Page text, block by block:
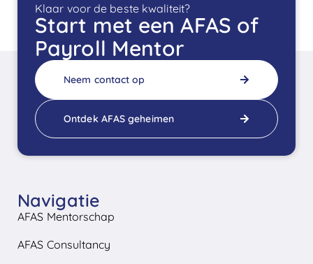
Klaar voor de beste kwaliteit?
Start met een AFAS of
Payroll Mentor
Neem contact op
Ontdek AFAS geheimen
Navigatie
AFAS Mentorschap
AFAS Consultancy